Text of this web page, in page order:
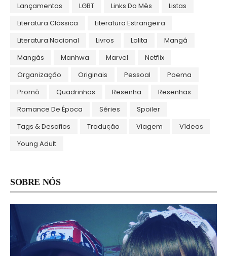
Lançamentos
LGBT Links Do Mês
Listas
Literatura Clássica
Literatura Estrangeira
Literatura Nacional
Livros Lolita
Mangá
Mangás
Manhwa Marvel
Netflix
Organização
Originais Pessoal
Poema
Promô
Quadrinhos Resenha
Resenhas
Romance De Época
Séries
Spoiler
Tags & Desafios
Tradução Viagem
Vídeos
Young Adult
SOBRE NÓS